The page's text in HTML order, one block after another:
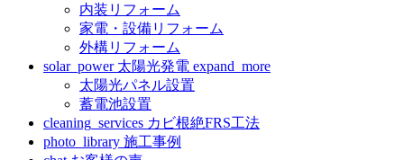
内装リフォーム
家電・設備リフォーム
外構リフォーム
solar_power 太陽光発電 expand_more
太陽光パネル設置
蓄電池設置
cleaning_services カビ根絶FRS工法
photo_library 施工事例